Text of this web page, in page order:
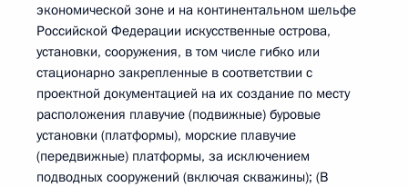
экономической зоне и на континентальном шельфе
Российской Федерации искусственные острова,
установки, сооружения, в том числе гибко или
стационарно закрепленные в соответствии с
проектной документацией на их создание по месту
расположения плавучие (подвижные) буровые
установки (платформы), морские плавучие
(передвижные) платформы, за исключением
подводных сооружений (включая скважины); (В